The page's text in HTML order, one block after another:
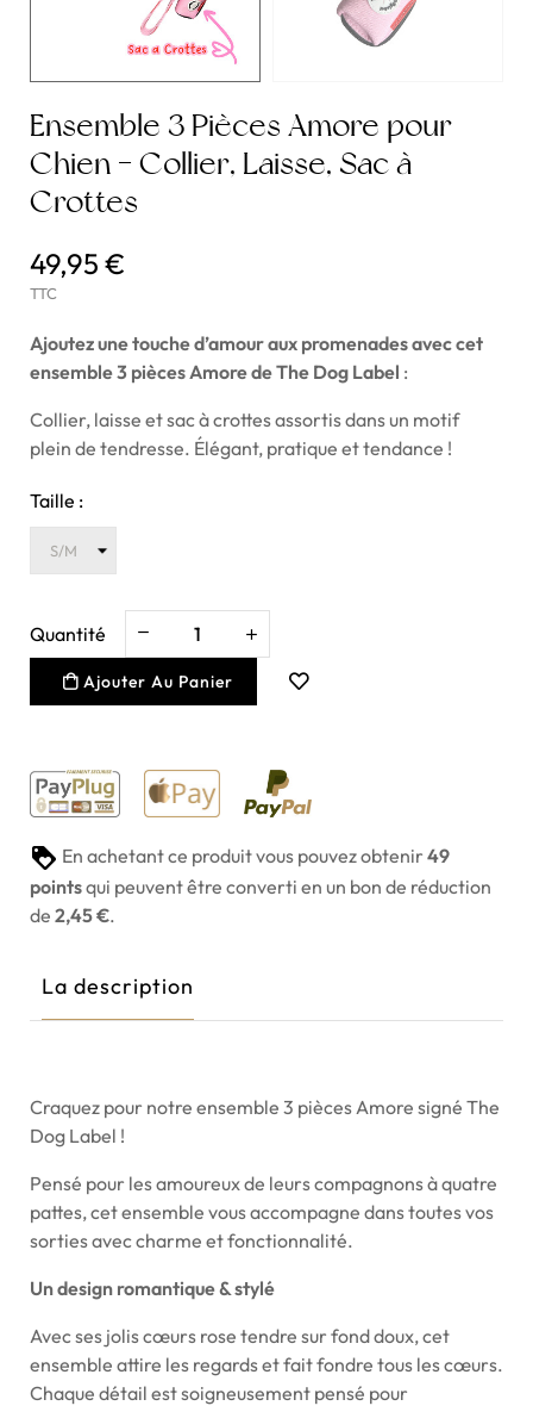
Ensemble 3 Pièces Amore pour
Chien - Collier, Laisse, Sac à
Crottes
49,95 €
TTC
Ajoutez une touche d’amour aux promenades avec cet
ensemble 3 pièces Amore de The Dog Label :
Collier, laisse et sac à crottes assortis dans un motif
plein de tendresse. Élégant, pratique et tendance !
Taille :
Quantité
Ajouter Au Panier
En achetant ce produit vous pouvez obtenir 49
pointsqui peuvent être converti en un bon de réduction
de 2,45 €.
La description
Craquez pour notre ensemble 3 pièces Amore signé The
Dog Label !
Pensé pour les amoureux de leurs compagnons à quatre
pattes, cet ensemble vous accompagne dans toutes vos
sorties avec charme et fonctionnalité.
Un design romantique & stylé
Avec ses jolis cœurs rose tendre sur fond doux, cet
ensemble attire les regards et fait fondre tous les cœurs.
Chaque détail est soigneusement pensé pour